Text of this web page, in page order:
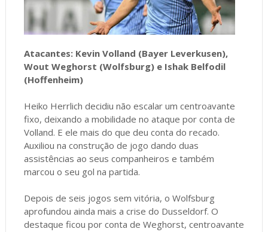
Atacantes: Kevin Volland (Bayer Leverkusen),
Wout Weghorst (Wolfsburg) e Ishak Belfodil
(Hoffenheim)
Heiko Herrlich decidiu não escalar um centroavante
fixo, deixando a mobilidade no ataque por conta de
Volland. E ele mais do que deu conta do recado.
Auxiliou na construção de jogo dando duas
assistências ao seus companheiros e também
marcou o seu gol na partida.
Depois de seis jogos sem vitória, o Wolfsburg
aprofundou ainda mais a crise do Dusseldorf. O
destaque ficou por conta de Weghorst, centroavante